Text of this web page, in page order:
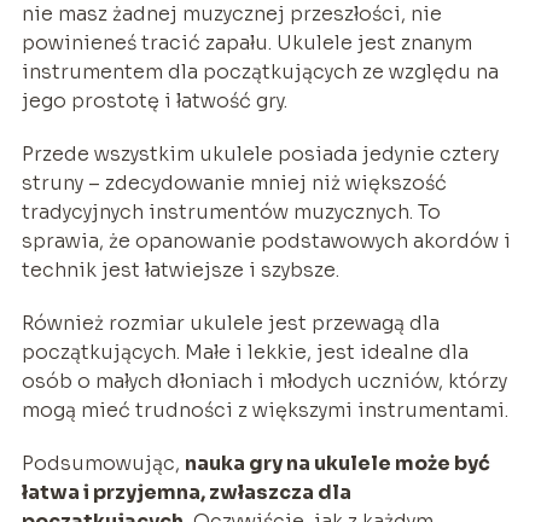
nie masz żadnej muzycznej przeszłości, nie
powinieneś tracić zapału. Ukulele jest znanym
instrumentem dla początkujących ze względu na
jego prostotę i łatwość gry.
Przede wszystkim ukulele posiada jedynie cztery
struny – zdecydowanie mniej niż większość
tradycyjnych instrumentów muzycznych. To
sprawia, że opanowanie podstawowych akordów i
technik jest łatwiejsze i szybsze.
Również rozmiar ukulele jest przewagą dla
początkujących. Małe i lekkie, jest idealne dla
osób o małych dłoniach i młodych uczniów, którzy
mogą mieć trudności z większymi instrumentami.
Podsumowując, nauka gry na ukulele może być
łatwa i przyjemna, zwłaszcza dla